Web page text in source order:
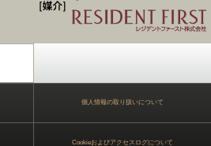
個人情報の取り扱いについて
Cookieおよびアクセスログについて